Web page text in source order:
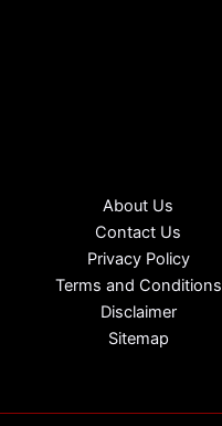
About Us
Contact Us
Privacy Policy
Terms and Conditions
Disclaimer
Sitemap